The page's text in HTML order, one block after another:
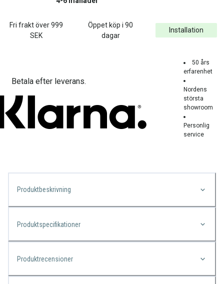
Fri frakt över999
SEK
Öppet köp i 90
dagar
Installation
Betala efter leverans.
50 års
erfarenhet
Nordens
största
showroom
Personlig
service
Produktbeskrivning
Produktspecifikationer
Produktrecensioner